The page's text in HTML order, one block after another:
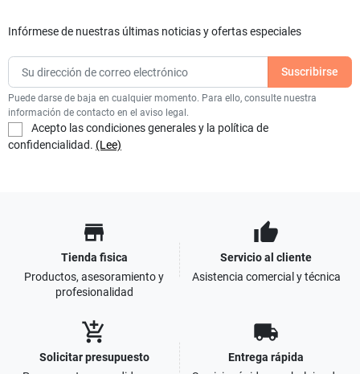
Infórmese de nuestras últimas noticias y ofertas especiales
Puede darse de baja en cualquier momento. Para ello, consulte nuestra
información de contacto en el aviso legal.
Acepto las condiciones generales y la política de
confidencialidad. (Lee)
store
Tienda fisica
Productos, asesoramiento y
profesionalidad
thumb_up
Servicio al cliente
Asistencia comercial y técnica
add_shopping_cart
Solicitar presupuesto
local_shipping
Entrega rápida